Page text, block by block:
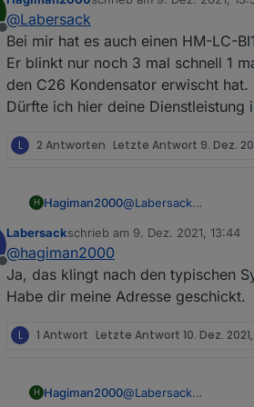
Offline
zuletzt editiert von
@Labersack
Bei mir hat es auch einen HM-LC-
Er blinkt nur noch 3 mal schnell 1
den C26 Kondensator erwischt hat.
Dürfte ich hier deine Dienstleistung
L 2 Antworten Letzte Antwort 9. Dez.
H Hagiman2000@Labersack
Er blinkt nur noch 3
Dürfte ich hier deine
Offline
Labersackschrieb am 9. Dez. 2021, 13:44
zuletzt editiert von
@hagiman2000
Ja, das klingt nach den typischen
Habe dir meine Adresse geschickt.
L 1 Antwort Letzte Antwort 10. Dez.
H Hagiman2000@Labersack